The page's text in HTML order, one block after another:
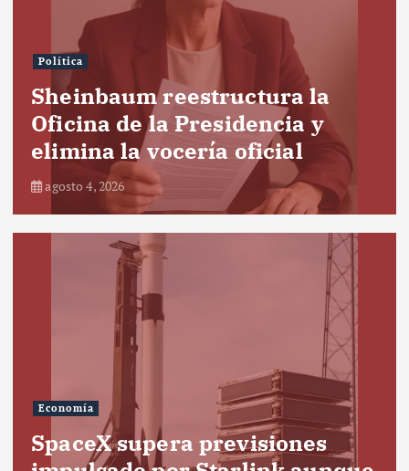
Política
Sheinbaum reestructura la
Oficina de la Presidencia y
elimina la vocería oficial
agosto 4, 2026
Economía
SpaceX supera previsiones